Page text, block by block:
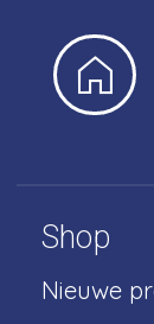
Shop
Nieuwe